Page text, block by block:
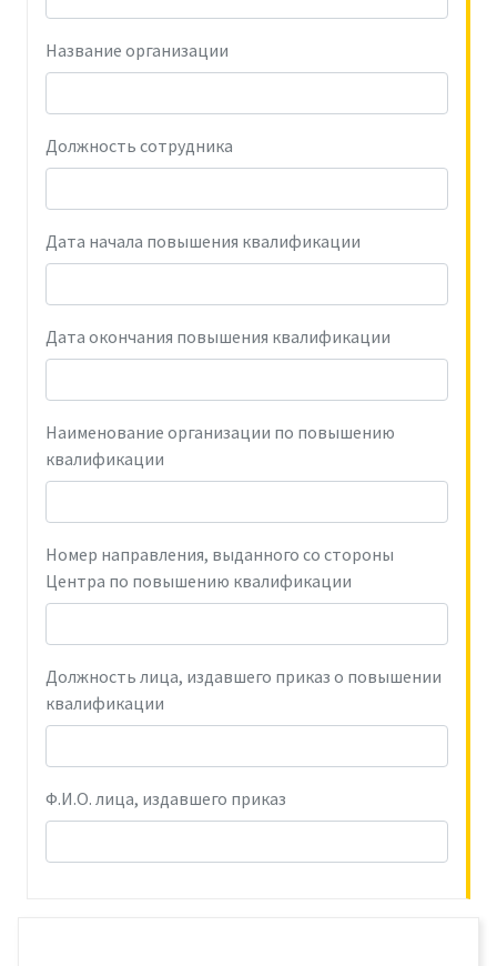
Название организации
Должность сотрудника
Дата начала повышения квалификации
Дата окончания повышения квалификации
Наименование организации по повышению
квалификации
Номер направления, выданного со стороны
Центра по повышению квалификации
Должность лица, издавшего приказ о повышении
квалификации
Ф.И.О. лица, издавшего приказ